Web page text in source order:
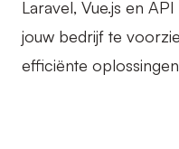
Laravel, Vue.js en
jouw bedrijf te
efficiënte